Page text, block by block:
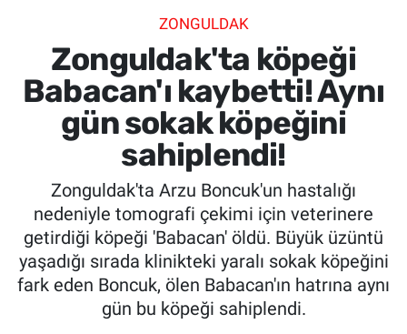
ZONGULDAK
Zonguldak'ta köpeği
Babacan'ı kaybetti! Aynı
gün sokak köpeğini
sahiplendi!
Zonguldak'ta Arzu Boncuk'un hastalığı
nedeniyle tomografi çekimi için veterinere
getirdiği köpeği 'Babacan' öldü. Büyük üzüntü
yaşadığı sırada klinikteki yaralı sokak köpeğini
fark eden Boncuk, ölen Babacan'ın hatrına aynı
gün bu köpeği sahiplendi.
SPOR
SAĞLIK